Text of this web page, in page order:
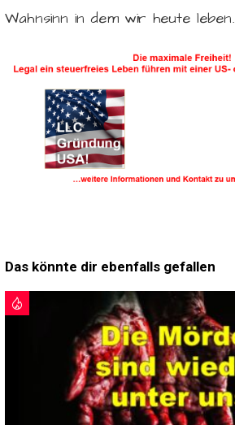
Wahnsinn in dem wir heute leben.
Das könnte dir ebenfalls gefallen